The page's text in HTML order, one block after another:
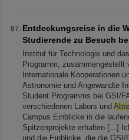
Entdeckungsreise in die
Studierende zu Besuch
Institut für Technologie und
Programm, zusammengestellt
Internationale Kooperationen
Astronomie und Angewandte
Student Programms bei GSI/
verschiedenen Labors und
Campus Einblicke in die
Spitzenprojekte erhalten [...]
und die Einblicke, die die GSI/